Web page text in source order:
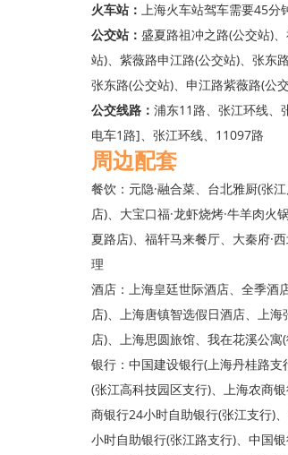
火车站： 上海火车站驾车需要45分
公交站： 盛夏路祖冲之路(公交站)
站)、紫薇路申江路(公交站)、张东
张东路(公交站)、申江路紫薇路(公
公交线路： 浦东11路、张江环线、
电车1路]、张江环线、11097路
周边配套
餐饮：元隐·融合菜、台北雅厨(张
店)、大宝口福·龙虾烧烤·牛羊肉
夏路店)、福轩马来餐厅、大秦府·
理
酒店：上海皇廷世际酒店、全季酒
店)、上海唐镇智选假日酒店、上
店)、上海思圆旅馆、我在花溪公
银行：中国建设银行(上海丹桂路
(张江高科技园区支行)、上海农商
商银行24小时自助银行(张江支行)
小时自助银行(张江路支行)、中国